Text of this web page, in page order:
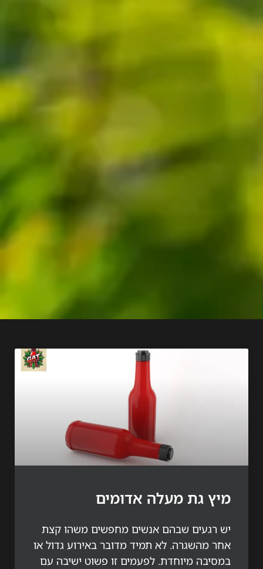
גת מעלה אדומים
שבהם אנשים מחפשים משהו קצת
מהשגרה. לא תמיד מדובר באירוע גדול או
מיוחדת. לפעמים זו פשוט ישיבה עם